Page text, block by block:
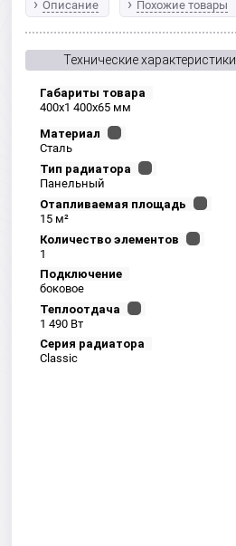
Описание Похожие товары
Технические характеристики
Габариты товара
400x1 400x65 мм
Материал
Сталь
Тип радиатора
Панельный
Отапливаемая площадь
15 м²
Количество элементов
1
Подключение
боковое
Теплоотдача
1 490 Вт
Серия радиатора
Classic